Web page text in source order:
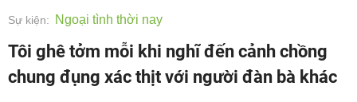
Sự kiện: Ngoại tình thời nay
Tôi ghê tởm mỗi khi nghĩ đến cảnh chồng
chung đụng xác thịt với người đàn bà khác